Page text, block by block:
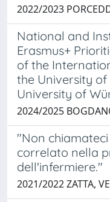
2022/2023
National and
Erasmus+
of the
the University
University of
2024/2025
"Non
correlato nella
dell'infermiere."
2021/2022 ZATTA,